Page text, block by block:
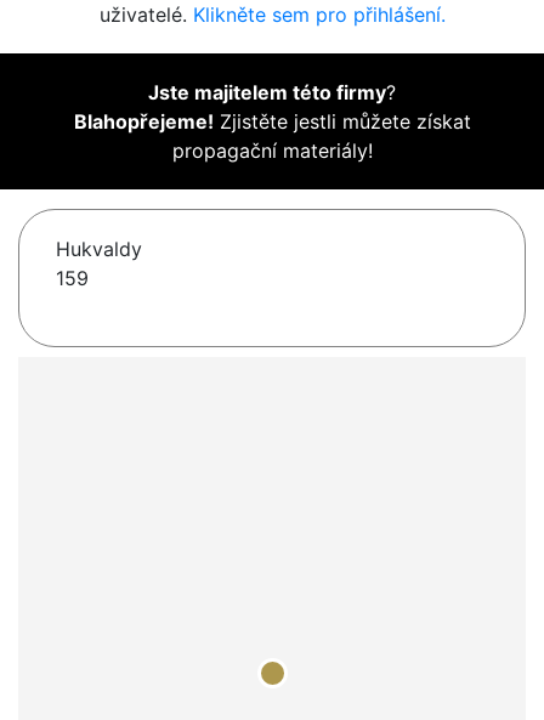
uživatelé. Klikněte sem pro přihlášení.
Jste majitelem této firmy?
Blahopřejeme! Zjistěte jestli můžete získat
propagační materiály!
Hukvaldy
159